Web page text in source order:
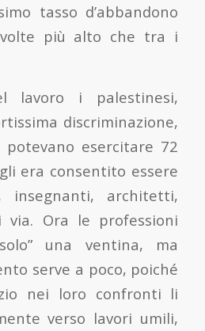
tasso d’abbandono
volte più alto che tra i
lavoro i palestinesi,
discriminazione,
esercitare 72
era consentito essere
insegnanti, architetti,
via. Ora le professioni
una ventina, ma
serve a poco, poiché
nei loro confronti li
verso lavori umili,